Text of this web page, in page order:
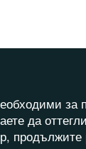
да
продължите